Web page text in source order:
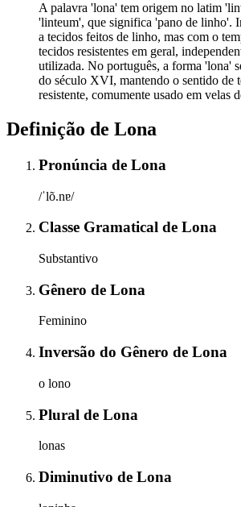
A palavra 'lona' tem origem no latim
'linteum', que significa 'pano de linho'.
a tecidos feitos de linho, mas com o
tecidos resistentes em geral,
utilizada. No português, a forma 'lona'
do século XVI, mantendo o sentido de
resistente, comumente usado em velas
Definição de Lona
Pronúncia de Lona
/ˈlõ.nɐ/
Classe Gramatical de Lona
Substantivo
Gênero de Lona
Feminino
Inversão do Gênero de Lona
o lono
Plural de Lona
lonas
Diminutivo de Lona